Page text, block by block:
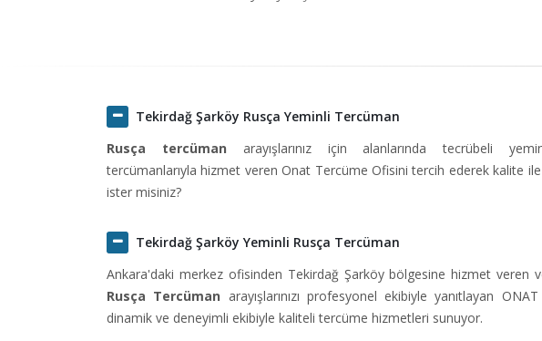
Tekirdağ Şarköy Rusça Yeminli Tercüman
Rusça tercüman arayışlarınız için alanlarında tecrübeli
tercümanlarıyla hizmet veren Onat Tercüme Ofisini tercih ederek kalite ile
ister misiniz?
Tekirdağ Şarköy Yeminli Rusça Tercüman
Ankara'daki merkez ofisinden Tekirdağ Şarköy bölgesine hizmet veren
Rusça Tercüman arayışlarınızı profesyonel ekibiyle yanıtlayan
dinamik ve deneyimli ekibiyle kaliteli tercüme hizmetleri sunuyor.